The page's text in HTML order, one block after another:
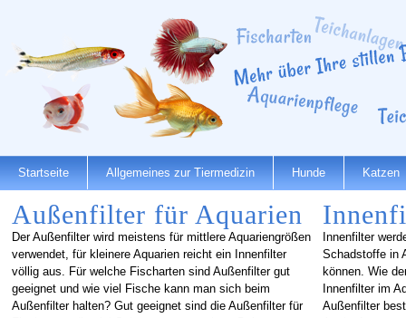
Startseite Allgemeines zur Tiermedizin Hunde Katzen
Außenfilter für Aquarien
Der Außenfilter wird meistens für mittlere Aquariengrößen
verwendet, für kleinere Aquarien reicht ein Innenfilter
völlig aus. Für welche Fischarten sind Außenfilter gut
geeignet und wie viel Fische kann man sich beim
Außenfilter halten? Gut geeignet sind die Außenfilter für
Innenfilter
Schadstoffe in
können. Wie
Innenfilter im
Außenfilter